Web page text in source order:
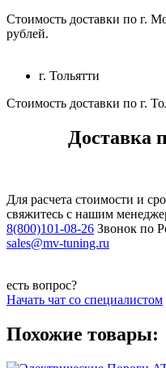
Стоимость доставки по г.
рублей.
г. Тольятти
Стоимость доставки по г.
Доставка
Для расчета стоимости и
свяжитесь с нашим
8(800)101-08-26 Звонок по
sales@mv-tuning.ru
есть вопрос?
Начать чат со специалистом
Похожие товары: